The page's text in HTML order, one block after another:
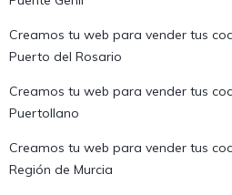
Creamos tu web para vender tus
Puerto del Rosario
Creamos tu web para vender tus
Puertollano
Creamos tu web para vender tus
Región de Murcia